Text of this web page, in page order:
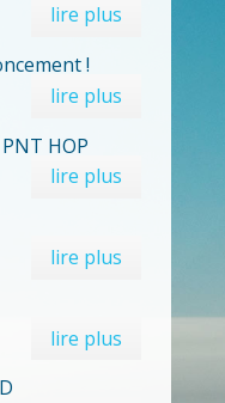
lire plus
!
lire plus
HOP
lire plus
lire plus
lire plus